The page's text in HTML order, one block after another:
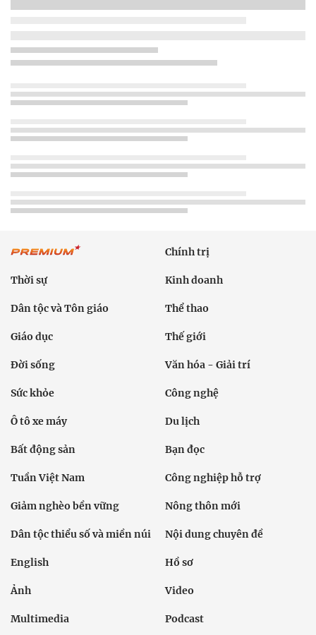
Chính trị
Thời sự Kinh doanh
Dân tộc và Tôn giáo Thể thao
Giáo dục Thế giới
Đời sống Văn hóa - Giải trí
Sức khỏe Công nghệ
Ô tô xe máy Du lịch
Bất động sản Bạn đọc
Tuần Việt Nam Công nghiệp hỗ trợ
Giảm nghèo bền vững Nông thôn mới
Dân tộc thiểu số và miền núi Nội dung chuyên đề
English Hồ sơ
Ảnh Video
Multimedia Podcast